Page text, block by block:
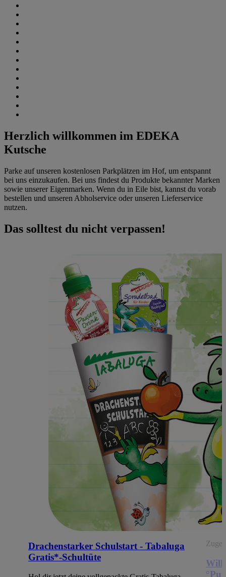
Herzlich willkommen im EDEKA
Kutsche
Parke auf unseren kostenlosen Parkplätzen im Hof, um entspannt
bei uns einzukaufen. Bei uns findest du Produkte bekannter Marken
sowie unserer Eigenmarken. Wenn du in Eile bist, kannst du vorab
bestellen und unseren Abholservice oder unseren Lieferservice
nutzen.
Das solltest du nicht verpassen!
Drachenstarker Schulstart - Tabaluga
Gratis*-Schultüte